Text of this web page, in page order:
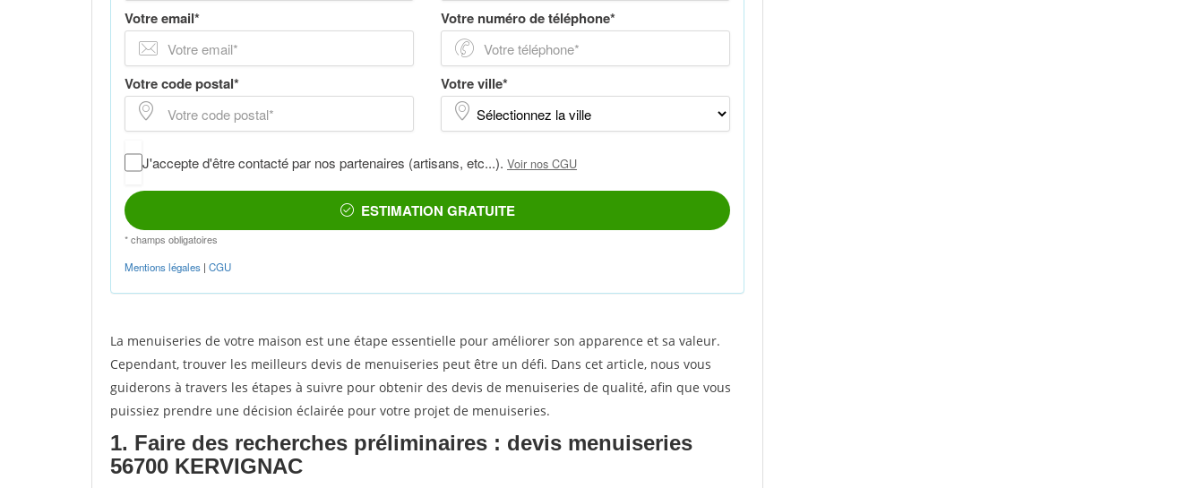
La menuiseries de votre maison est une étape essentielle pour améliorer son apparence et sa valeur.
Cependant, trouver les meilleurs devis de menuiseries peut être un défi. Dans cet article, nous vous
guiderons à travers les étapes à suivre pour obtenir des devis de menuiseries de qualité, afin que vous
puissiez prendre une décision éclairée pour votre projet de menuiseries.
1. Faire des recherches préliminaires : devis menuiseries
56700 KERVIGNAC